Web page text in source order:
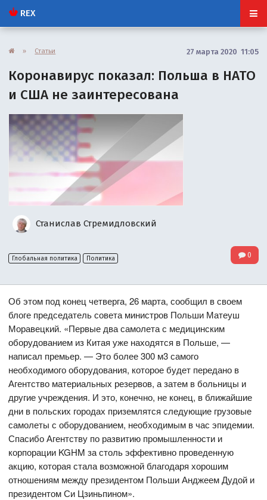
REX
» Статьи 27 марта 2020 11:05
Коронавирус показал: Польша в НАТО
и США не заинтересована
Станислав Стремидловский
Глобальная политика Политика 0
Об этом под конец четверга, 26 марта, сообщил в своем
блоге председатель совета министров Польши Матеуш
Моравецкий. «Первые два самолета с медицинским
оборудованием из Китая уже находятся в Польше, —
написал премьер. — Это более 300 м3 самого
необходимого оборудования, которое будет передано в
Агентство материальных резервов, а затем в больницы и
другие учреждения. И это, конечно, не конец, в ближайшие
дни в польских городах приземлятся следующие грузовые
самолеты с оборудованием, необходимым в час эпидемии.
Спасибо Агентству по развитию промышленности и
корпорации KGHM за столь эффективно проведенную
акцию, которая стала возможной благодаря хорошим
отношениям между президентом Польши Анджеем Дудой и
президентом Си Цзиньпином».